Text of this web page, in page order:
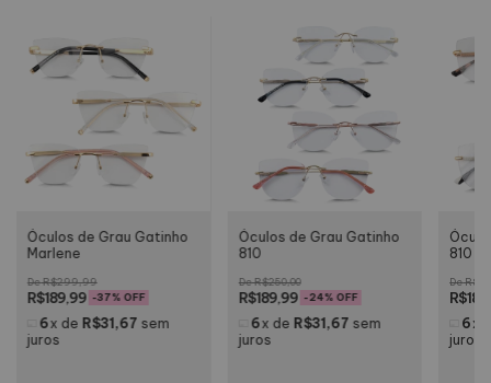
Óculos de Grau Gatinho
Marlene
R$299,99
R$189,99 -37% OFF
6 x de R$31,67 sem
juros
Óculos de Grau Gatinho
810
R$250,00
R$189,99 -24% OFF
6 x de R$31,67 sem
juros
810
6 x
juros